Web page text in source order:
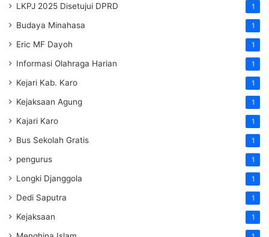
LKPJ 2025 Disetujui DPRD 1
Budaya Minahasa 1
Eric MF Dayoh 1
Informasi Olahraga Harian 1
Kejari Kab. Karo 1
Kejaksaan Agung 1
Kajari Karo 1
Bus Sekolah Gratis 1
pengurus 1
Longki Djanggola 1
Dedi Saputra 1
Kejaksaan 1